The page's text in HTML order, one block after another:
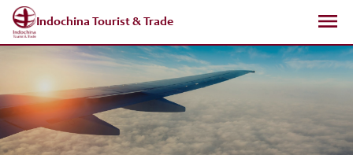
Indochina Tourist & Trade